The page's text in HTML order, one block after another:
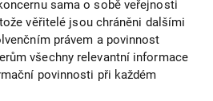
sama o sobě veřejnosti
věřitelé jsou chráněni dalšími
právem a povinnost
všechny relevantní informace
povinnosti při každém